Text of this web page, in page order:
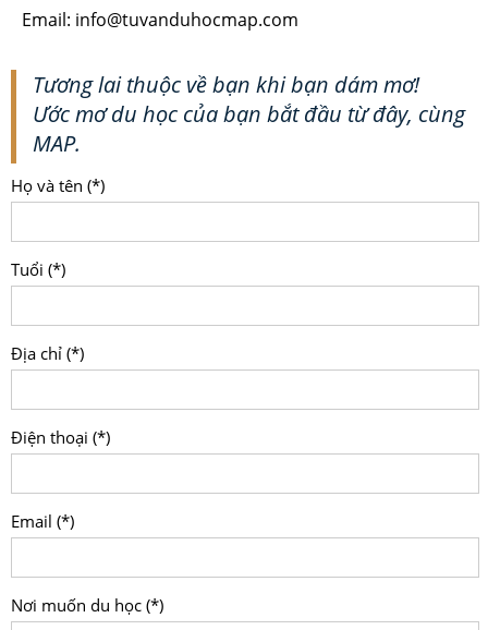
Email: info@tuvanduhocmap.com
Tương lai thuộc về bạn khi bạn dám mơ!
Ước mơ du học của bạn bắt đầu từ đây, cùng
MAP.
Họ và tên (*)
Tuổi (*)
Địa chỉ (*)
Điện thoại (*)
Email (*)
Nơi muốn du học (*)